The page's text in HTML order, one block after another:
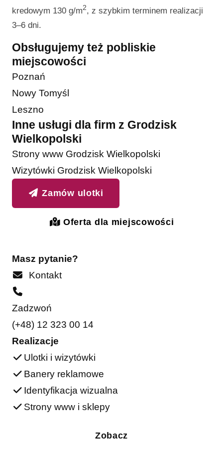
kredowym 130 g/m2, z szybkim terminem realizacji
3–6 dni.
Obsługujemy też pobliskie
miejscowości
Poznań
Nowy Tomyśl
Leszno
Inne usługi dla firm z Grodzisk
Wielkopolski
Strony www Grodzisk Wielkopolski
Wizytówki Grodzisk Wielkopolski
Zamów ulotki
Oferta dla miejscowości
Masz pytanie?
Kontakt
Zadzwoń
(+48) 12 323 00 14
Realizacje
Ulotki i wizytówki
Banery reklamowe
Identyfikacja wizualna
Strony www i sklepy
Zobacz